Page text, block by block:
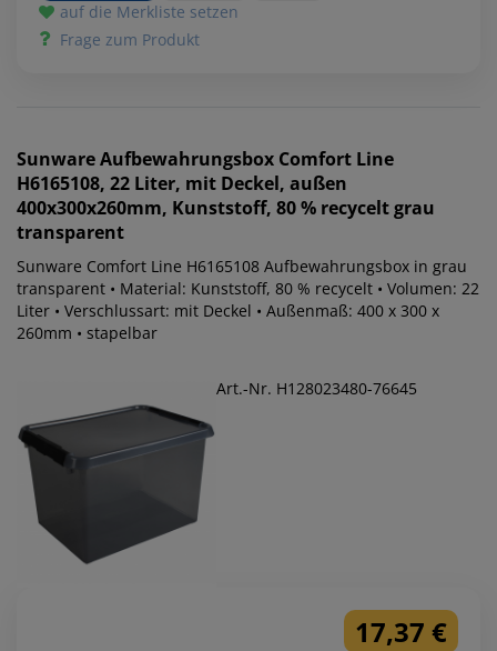
auf die Merkliste setzen
Frage zum Produkt
SunwareAufbewahrungsbox Comfort Line
H6165108, 22 Liter, mit Deckel, außen
400x300x260mm, Kunststoff, 80 % recycelt grau
transparent
Sunware Comfort Line H6165108 Aufbewahrungsbox in grau
transparent • Material: Kunststoff, 80 % recycelt • Volumen: 22
Liter • Verschlussart: mit Deckel • Außenmaß: 400 x 300 x
260mm • stapelbar
Art.-Nr. H128023480-76645
17,37 €